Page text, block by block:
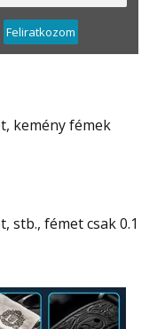
Feliratkozom